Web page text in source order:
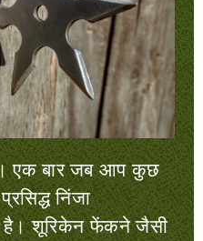
एक बार जब आप कुछ
निंजा
है। शूरिकेन फेंकने जैसी